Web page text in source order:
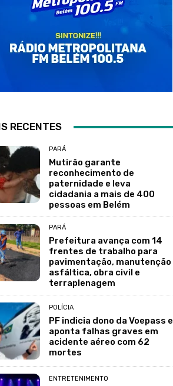
RECENTES
PARÁ
Mutirão garante
reconhecimento de
paternidade e leva
cidadania a mais de 400
pessoas em Belém
PARÁ
Prefeitura avança com 14
frentes de trabalho para
pavimentação, manutenção
asfáltica, obra civil e
terraplenagem
POLÍCIA
PF indicia dono da Voepass e
aponta falhas graves em
acidente aéreo com 62
mortes
ENTRETENIMENTO